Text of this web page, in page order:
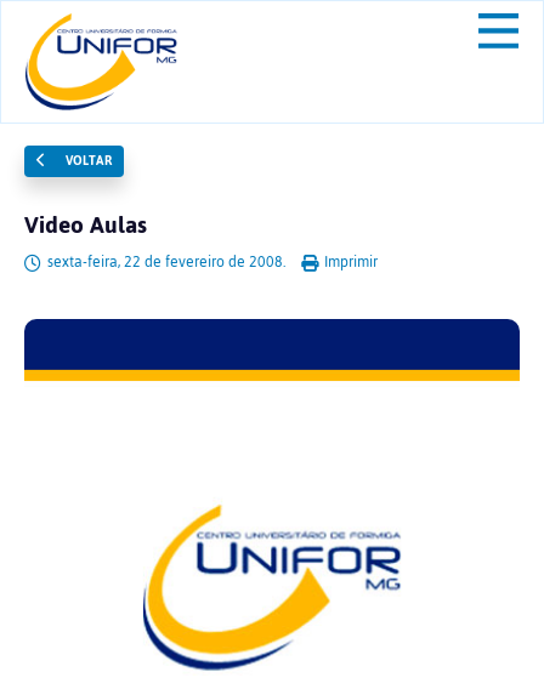
VOLTAR
Video Aulas
sexta-feira, 22 de fevereiro de 2008. Imprimir